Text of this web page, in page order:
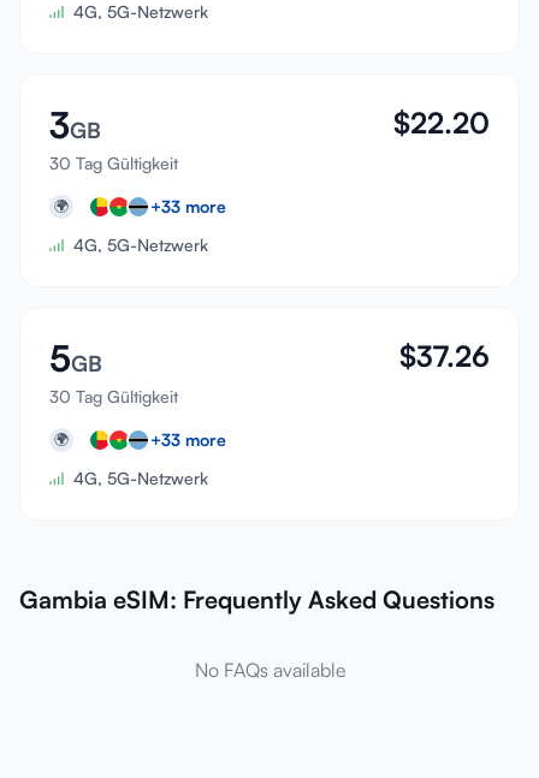
4G, 5G-Netzwerk
3GB
30 Tag Gültigkeit
$22.20
🌍 +33 more
4G, 5G-Netzwerk
5GB
30 Tag Gültigkeit
$37.26
🌍 +33 more
4G, 5G-Netzwerk
Gambia eSIM: Frequently Asked Questions
No FAQs available